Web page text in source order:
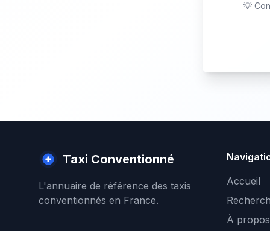
💡
Taxi Conventionné
L'annuaire de référence des taxis
conventionnés en France.
Accueil
À propos